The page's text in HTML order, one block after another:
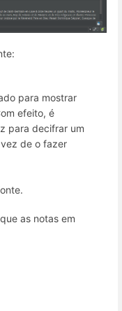
para mostrar
efeito, é
para decifrar um
de o fazer
as notas em